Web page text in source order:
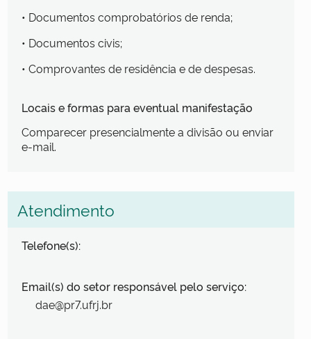
• Documentos comprobatórios de renda;
• Documentos civis;
• Comprovantes de residência e de despesas.
Locais e formas para eventual manifestação
Comparecer presencialmente a divisão ou enviar
e-mail.
Atendimento
Telefone(s):
Email(s) do setor responsável pelo serviço:
dae@pr7.ufrj.br